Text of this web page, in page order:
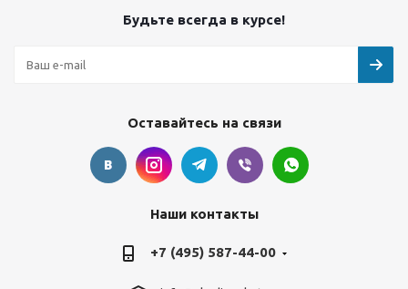
Будьте всегда в курсе!
Оставайтесь на связи
Наши контакты
+7 (495) 587-44-00